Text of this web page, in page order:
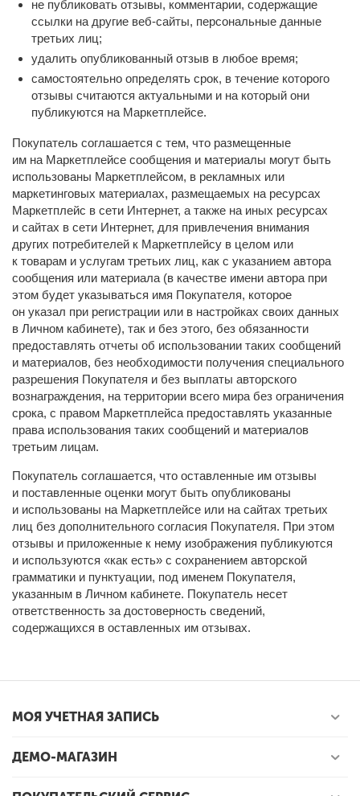
не публиковать отзывы, комментарии, содержащие
ссылки на другие веб-сайты, персональные данные
третьих лиц;
удалить опубликованный отзыв в любое время;
самостоятельно определять срок, в течение которого
отзывы считаются актуальными и на который они
публикуются на Маркетплейсе.
Покупатель соглашается с тем, что размещенные
им на Маркетплейсе сообщения и материалы могут быть
использованы Маркетплейсом, в рекламных или
маркетинговых материалах, размещаемых на ресурсах
Маркетплейс в сети Интернет, а также на иных ресурсах
и сайтах в сети Интернет, для привлечения внимания
других потребителей к Маркетплейсу в целом или
к товарам и услугам третьих лиц, как с указанием автора
сообщения или материала (в качестве имени автора при
этом будет указываться имя Покупателя, которое
он указал при регистрации или в настройках своих данных
в Личном кабинете), так и без этого, без обязанности
предоставлять отчеты об использовании таких сообщений
и материалов, без необходимости получения специального
разрешения Покупателя и без выплаты авторского
вознаграждения, на территории всего мира без ограничения
срока, с правом Маркетплейса предоставлять указанные
права использования таких сообщений и материалов
третьим лицам.
Покупатель соглашается, что оставленные им отзывы
и поставленные оценки могут быть опубликованы
и использованы на Маркетплейсе или на сайтах третьих
лиц без дополнительного согласия Покупателя. При этом
отзывы и приложенные к нему изображения публикуются
и используются «как есть» с сохранением авторской
грамматики и пунктуации, под именем Покупателя,
указанным в Личном кабинете. Покупатель несет
ответственность за достоверность сведений,
содержащихся в оставленных им отзывах.
МОЯ УЧЕТНАЯ ЗАПИСЬ
ДЕМО-МАГАЗИН